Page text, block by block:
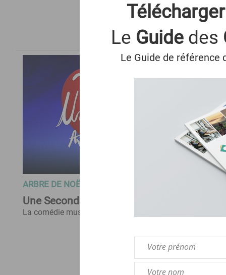
ARBRE DE NOËL CSE
Une Seconde Avant Noël
La comédie musicale
Télécharger
Le Guide des
Le Guide de référence